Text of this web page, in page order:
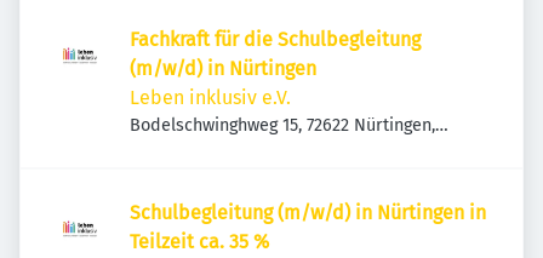
Fachkraft für die Schulbegleitung
(m/w/d) in Nürtingen
Leben inklusiv e.V.
Bodelschwinghweg 15, 72622 Nürtingen,
Schulbegleitung (m/w/d) in Nürtingen in
Teilzeit ca. 35 %